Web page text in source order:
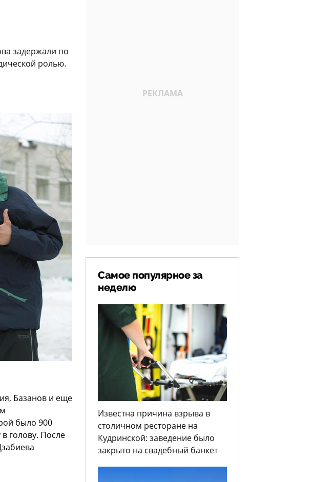
задержали по
ролью.
Базанов и еще
было 900
голову. После
Самое популярное за
неделю
Известна причина взрыва в
столичном ресторане на
Кудринской: заведение было
закрыто на свадебный банкет